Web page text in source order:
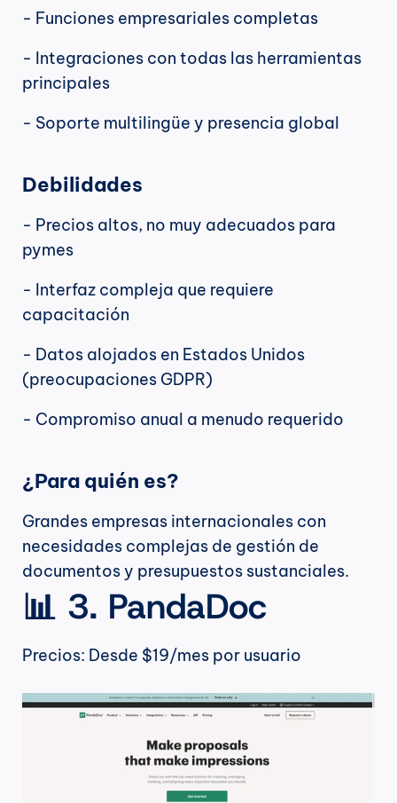
- Funciones empresariales completas
- Integraciones con todas las herramientas
principales
- Soporte multilingüe y presencia global
Debilidades
- Precios altos, no muy adecuados para
pymes
- Interfaz compleja que requiere
capacitación
- Datos alojados en Estados Unidos
(preocupaciones GDPR)
- Compromiso anual a menudo requerido
¿Para quién es?
Grandes empresas internacionales con
necesidades complejas de gestión de
documentos y presupuestos sustanciales.
📊 3. PandaDoc
Precios: Desde $19/mes por usuario